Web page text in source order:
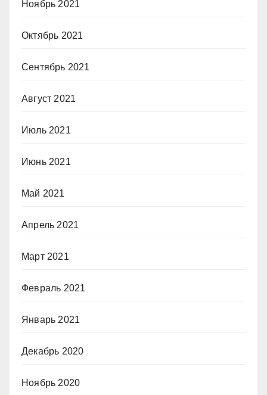
Ноябрь 2021
Октябрь 2021
Сентябрь 2021
Август 2021
Июль 2021
Июнь 2021
Май 2021
Апрель 2021
Март 2021
Февраль 2021
Январь 2021
Декабрь 2020
Ноябрь 2020